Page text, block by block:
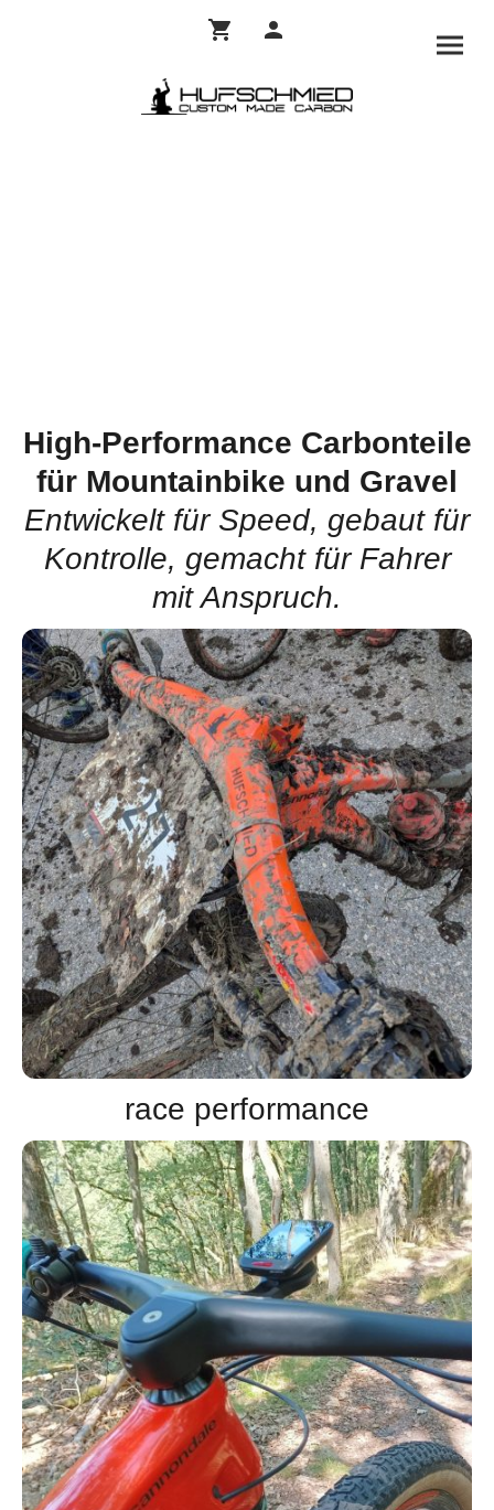
High-Performance Carbonteile
für Mountainbike und Gravel
Entwickelt für Speed, gebaut für
Kontrolle, gemacht für Fahrer
mit Anspruch.
race performance